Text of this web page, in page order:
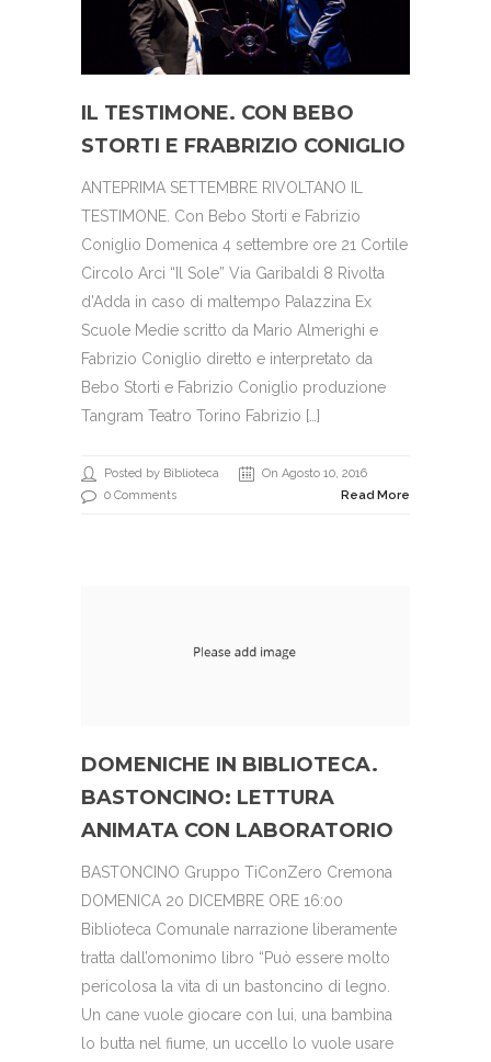
IL TESTIMONE. CON BEBO
STORTI E FRABRIZIO CONIGLIO
ANTEPRIMA SETTEMBRE RIVOLTANO IL
TESTIMONE. Con Bebo Storti e Fabrizio
Coniglio Domenica 4 settembre ore 21 Cortile
Circolo Arci “Il Sole” Via Garibaldi 8 Rivolta
d’Adda in caso di maltempo Palazzina Ex
Scuole Medie scritto da Mario Almerighi e
Fabrizio Coniglio diretto e interpretato da
Bebo Storti e Fabrizio Coniglio produzione
Tangram Teatro Torino Fabrizio […]
Posted by Biblioteca
On Agosto 10, 2016
0 Comments
Read More
DOMENICHE IN BIBLIOTECA.
BASTONCINO: LETTURA
ANIMATA CON LABORATORIO
BASTONCINO Gruppo TiConZero Cremona
DOMENICA 20 DICEMBRE ORE 16:00
Biblioteca Comunale narrazione liberamente
tratta dall’omonimo libro “Può essere molto
pericolosa la vita di un bastoncino di legno.
Un cane vuole giocare con lui, una bambina
lo butta nel fiume, un uccello lo vuole usare